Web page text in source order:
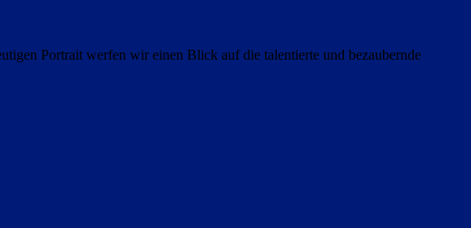
Portrait werfen wir einen Blick auf die talentierte und bezaubernde